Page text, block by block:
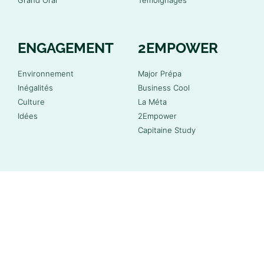
ENGAGEMENT
Environnement
Inégalités
Culture
Idées
2EMPOWER
Major Prépa
Business Cool
La Méta
2Empower
Capitaine Study